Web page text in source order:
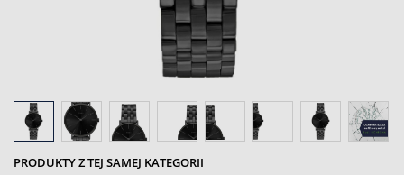
PRODUKTY Z TEJ SAMEJ KATEGORII